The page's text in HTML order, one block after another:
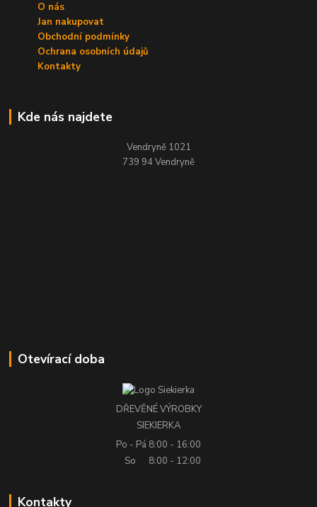
O nás
Jan nakupovat
Obchodní podmínky
Ochrana osobních údajů
Kontakty
Kde nás najdete
Vendryně 1021
739 94 Vendryně
Otevírací doba
DŘEVĚNÉ VÝROBKY
SIEKIERKA
Po - Pá 8:00 - 16:00
So
8:00 - 12:00
Kontakty